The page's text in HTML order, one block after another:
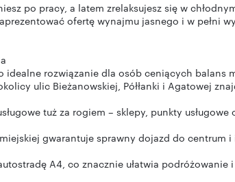
po pracy, a latem zrelaksujesz się w
ofertę wynajmu jasnego i w pełni
idealne rozwiązanie dla osób ceniących balans
ulic Bieżanowskiej, Półłanki i Agatowej
tuż za rogiem – sklepy, punkty usługowe
gwarantuje sprawny dojazd do centrum
A4, co znacznie ułatwia podróżowanie